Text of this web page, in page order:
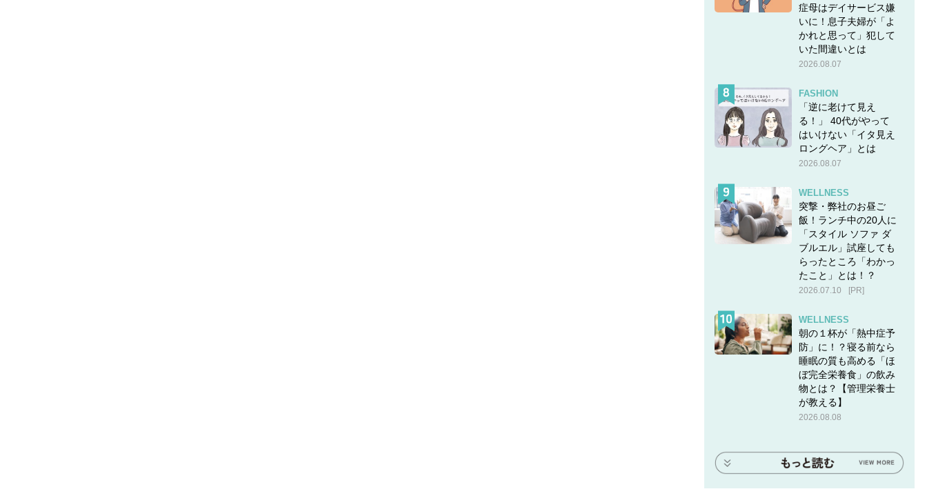
症母はデイサービス嫌
いに！息子夫婦が「よ
かれと思って」犯して
いた間違いとは
2026.08.07
FASHION
「逆に老けて見え
る！」 40代がやって
はいけない「イタ見え
ロングヘア」とは
2026.08.07
WELLNESS
突撃・弊社のお昼ご
飯！ランチ中の20人に
「スタイル ソファ ダ
ブルエル」試座しても
らったところ「わかっ
たこと」とは！？
2026.07.10 [PR]
WELLNESS
朝の１杯が「熱中症予
防」に！？寝る前なら
睡眠の質も高める「ほ
ぼ完全栄養食」の飲み
物とは？【管理栄養士
が教える】
2026.08.08